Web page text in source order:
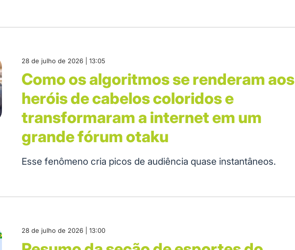
28 de julho de 2026 | 13:05
Como os algoritmos se renderam aos
heróis de cabelos coloridos e
transformaram a internet em um
grande fórum otaku
Esse fenômeno cria picos de audiência quase instantâneos.
28 de julho de 2026 | 13:00